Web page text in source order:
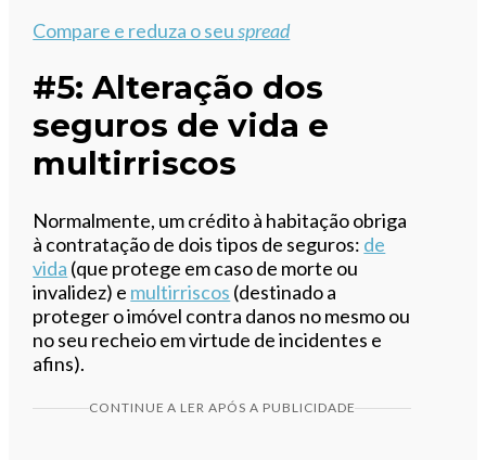
Compare e reduza o seuspread
#5: Alteração dos
seguros de vida e
multirriscos
Normalmente, um crédito à habitação obriga
à contratação de dois tipos de seguros: de
vida (que protege em caso de morte ou
invalidez) e multirriscos (destinado a
proteger o imóvel contra danos no mesmo ou
no seu recheio em virtude de incidentes e
afins).
CONTINUE A LER APÓS A PUBLICIDADE